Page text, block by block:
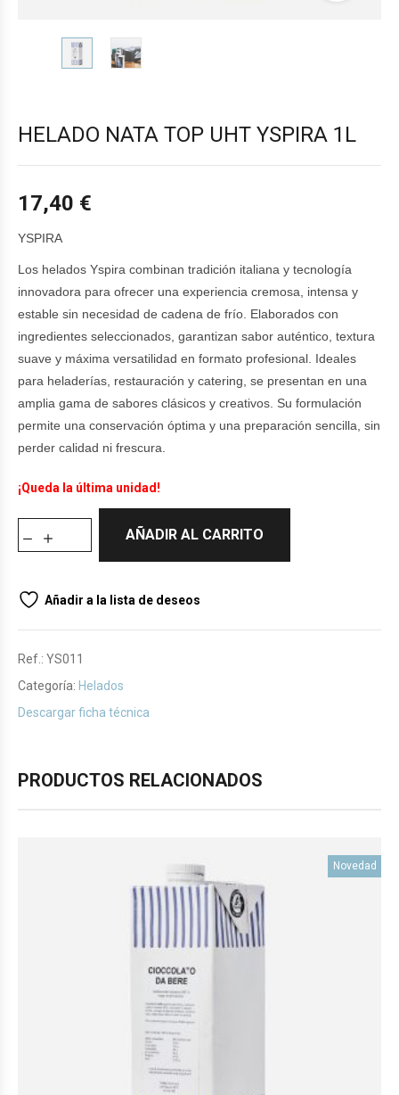
HELADO NATA TOP UHT YSPIRA 1L
17,40 €
YSPIRA
Los helados Yspira combinan tradición italiana y tecnología
innovadora para ofrecer una experiencia cremosa, intensa y
estable sin necesidad de cadena de frío. Elaborados con
ingredientes seleccionados, garantizan sabor auténtico, textura
suave y máxima versatilidad en formato profesional. Ideales
para heladerías, restauración y catering, se presentan en una
amplia gama de sabores clásicos y creativos. Su formulación
permite una conservación óptima y una preparación sencilla, sin
perder calidad ni frescura.
¡Queda la última unidad!
AÑADIR AL CARRITO
Añadir a la lista de deseos
Ref.: YS011
Categoría: Helados
Descargar ficha técnica
PRODUCTOS RELACIONADOS
Novedad